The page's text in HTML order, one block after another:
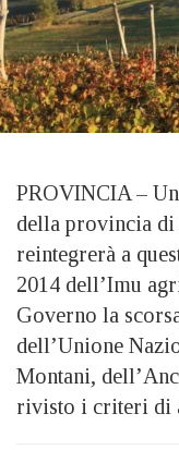
PROVINCIA –
della provincia di
reintegrerà a
2014 dell’Imu
Governo la
dell’Unione
Montani,
rivisto i criteri di